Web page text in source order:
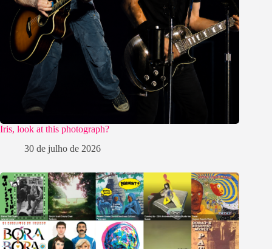
Iris, look at this photograph?
30 de julho de 2026